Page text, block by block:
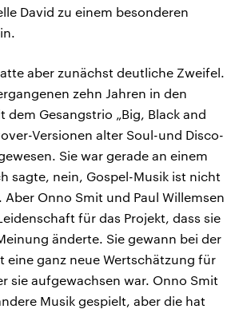
David zu einem besonderen
aber zunächst deutliche Zweifel.
zehn Jahren in den
dem Gesangstrio „Big, Black and
Versionen alter Soul-und Disco-
Sie war gerade an einem
sagte, nein, Gospel-Musik ist nicht
Onno Smit und Paul Willemsen
für das Projekt, dass sie
änderte. Sie gewann bei der
eine ganz neue Wertschätzung für
sie aufgewachsen war. Onno Smit
Musik gespielt, aber die hat